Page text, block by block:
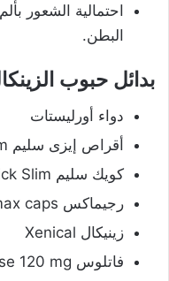
احتمالية الشعور
البطن.
بدائل حبوب
دواء أورليستات
أقراص إيزى سليم Easy Slim
كويك سليم quick Slim
رجيماكس Regimax caps
زينيكال Xenical
فاتلوس fatlose 120 mg